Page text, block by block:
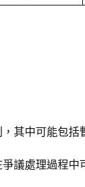
其中可能包括
議處理過程中